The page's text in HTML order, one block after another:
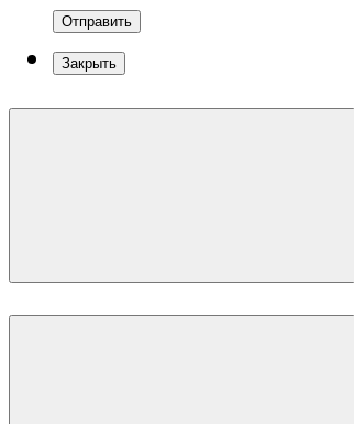
Отправить
Закрыть